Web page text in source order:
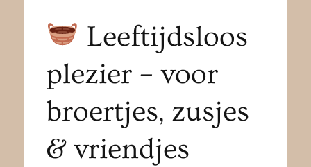
Leeftijdsloos
plezier – voor
broertjes, zusjes
& vriendjes